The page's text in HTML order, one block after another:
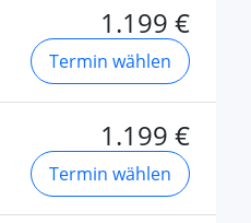
1.199 €
Termin wählen
1.199 €
Termin wählen